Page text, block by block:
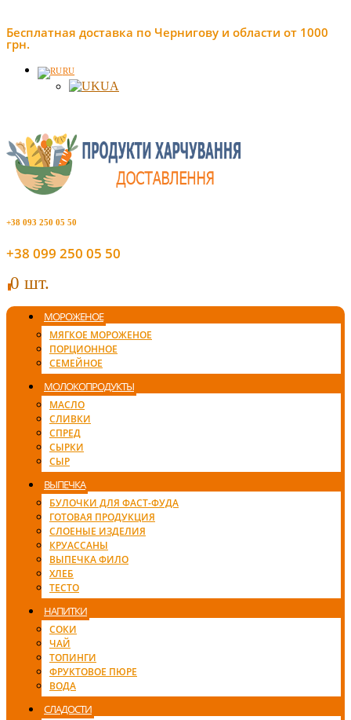
Бесплатная доставка по Чернигову и области от 1000
грн.
RU
UA
+38 093 250 05 50
+38 099 250 05 50
00 шт.
МОРОЖЕНОЕ
МЯГКОЕ МОРОЖЕНОЕ
ПОРЦИОННОЕ
СЕМЕЙНОЕ
МОЛОКОПРОДУКТЫ
МАСЛО
СЛИВКИ
СПРЕД
СЫРКИ
СЫР
ВЫПЕЧКА
БУЛОЧКИ ДЛЯ ФАСТ-ФУДА
ГОТОВАЯ ПРОДУКЦИЯ
СЛОЕНЫЕ ИЗДЕЛИЯ
КРУАССАНЫ
ВЫПЕЧКА ФИЛО
ХЛЕБ
ТЕСТО
НАПИТКИ
СОКИ
ЧАЙ
ТОПИНГИ
ФРУКТОВОЕ ПЮРЕ
ВОДА
СЛАДОСТИ